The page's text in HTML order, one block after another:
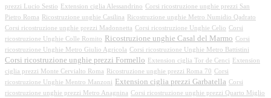
prezzi Lucio Sestio
Extension ciglia Alessandrino Corsi ricostruzione unghie prezzi San
Pietro Roma
Ricostruzione unghie Casilina
Ricostruzione unghie Metro Numidio Qadrato
Corsi ricostruzione unghie prezzi Madonnetta Corsi ricostruzione Unghie Celio Corsi
ricostruzione Unghie Colle Romito
Ricostruzione unghie Casal del Marmo Corsi
ricostruzione Unghie Metro Giulio Agricola Corsi ricostruzione Unghie Metro Battistini
Corsi ricostruzione unghie prezzi Formello Extension ciglia Tor de Cenci
Extension
ciglia prezzi Monte Cervialto Roma
Ricostruzione unghie prezzi Roma 70 Corsi
ricostruzione Unghie Mentro Manzoni
Extension ciglia prezzi Garbatella Corsi
ricostruzione unghie prezzi Metro Anagnina Corsi ricostruzione unghie prezzi Quarto Miglio